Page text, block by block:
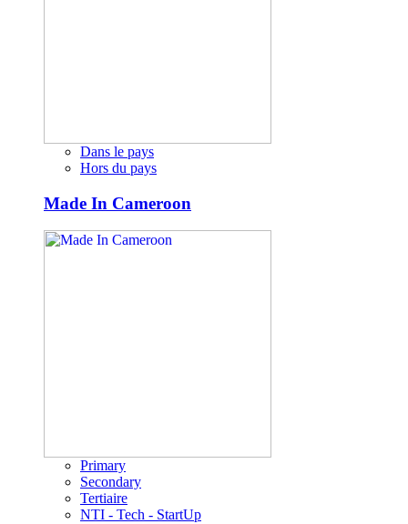
Dans le pays
Hors du pays
Made In Cameroon
Primary
Secondary
Tertiaire
NTI - Tech - StartUp